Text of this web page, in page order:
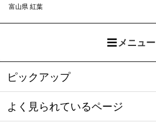
富山県 紅葉
メニュー
ピックアップ
よく見られているページ